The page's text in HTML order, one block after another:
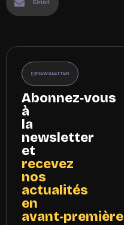
Email
NEWSLETTER
Abonnez‑vous
à
la
newsletter
et
recevez
nos
actualités
en
avant‑première